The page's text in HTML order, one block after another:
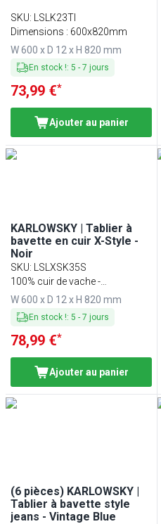
SKU:
LSLK23TI
Dimensions : 600x820mm
W 600 x D 12 x H 820 mm
En stock !: 5 - 7 jours
73,99 €*
Ajouter au panier
KARLOWSKY | Tablier à
bavette en cuir X-Style -
Noir
SKU: LSLXSK35S
100% cuir de vache -
Dimensions : 60 x 82 cm
W 600 x D 12 x H 820 mm
En stock !: 5 - 7 jours
78,99 €*
Ajouter au panier
(6 pièces) KARLOWSKY |
Tablier à bavette style
jeans - Vintage Blue